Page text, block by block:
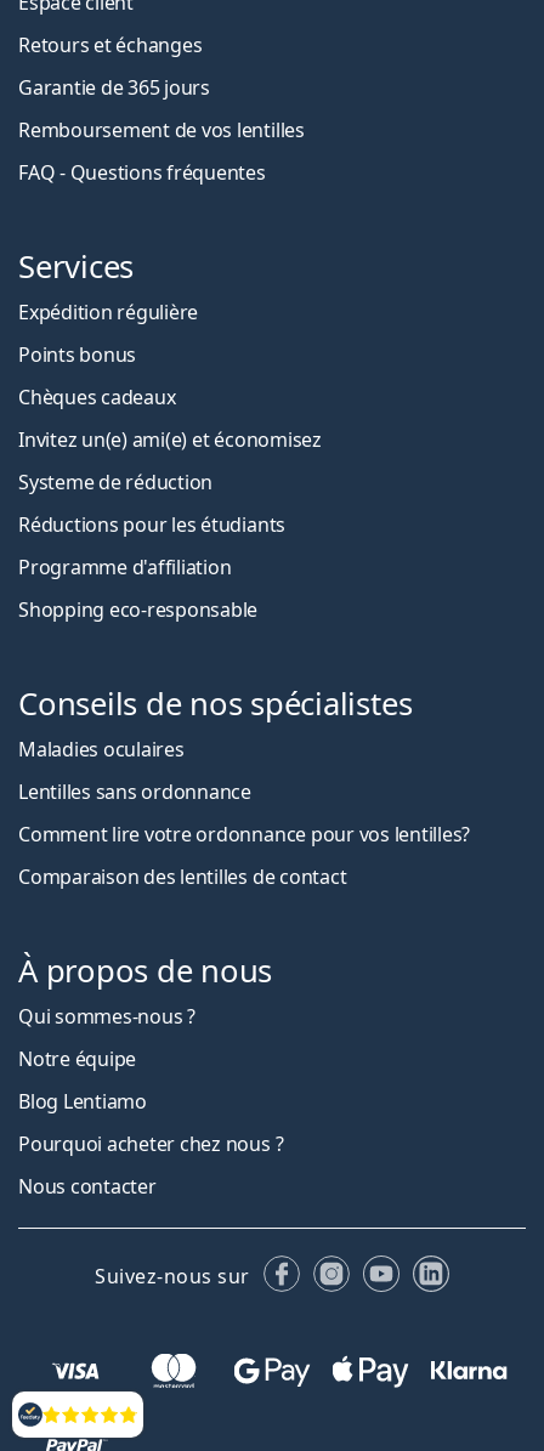
Évaluation
Retours et échanges
Garantie de 365 jours
Remboursement de vos lentilles
FAQ - Questions fréquentes
Services
Expédition régulière
Points bonus
Chèques cadeaux
Invitez un(e) ami(e) et économisez
Systeme de réduction
Réductions pour les étudiants
Programme d'affiliation
Shopping eco-responsable
Conseils de nos spécialistes
Maladies oculaires
Lentilles sans ordonnance
Comment lire votre ordonnance pour vos lentilles?
Comparaison des lentilles de contact
À propos de nous
Qui sommes-nous ?
Notre équipe
Blog Lentiamo
Pourquoi acheter chez nous ?
Nous contacter
Suivez-nous sur FacebookInstagram
YouTubeLinkedIn